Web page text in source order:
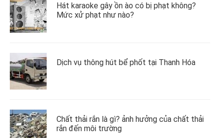
Hát karaoke gây ồn ào có bị phạt không?
Mức xử phạt như nào?
Dịch vụ thông hút bể phốt tại Thanh Hóa
Chất thải rắn là gì? ảnh hưởng của chất thải
rắn đến môi trường